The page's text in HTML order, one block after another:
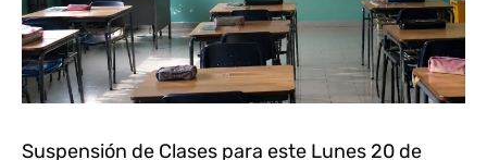
Suspensión de Clases para este Lunes 20 de